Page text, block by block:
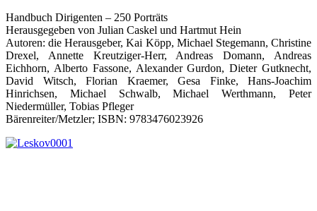
Handbuch Dirigenten – 250 Porträts
Herausgegeben von Julian Caskel und Hartmut Hein
Autoren: die Herausgeber, Kai Köpp, Michael Stegemann, Christine
Drexel, Annette Kreutziger-Herr, Andreas Domann, Andreas
Eichhorn, Alberto Fassone, Alexander Gurdon, Dieter Gutknecht,
David Witsch, Florian Kraemer, Gesa Finke, Hans-Joachim
Hinrichsen, Michael Schwalb, Michael Werthmann, Peter
Niedermüller, Tobias Pfleger
Bärenreiter/Metzler; ISBN: 9783476023926